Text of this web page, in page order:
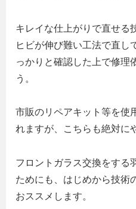
キレイな仕上がりで直せる
ヒビが伸び難い工法で直し
っかりと確認した上で修理
う。
市販のリペアキット等を使
れますが、こちらも絶対に
フロントガラス交換をする
ためにも、はじめから技術
おススメします。